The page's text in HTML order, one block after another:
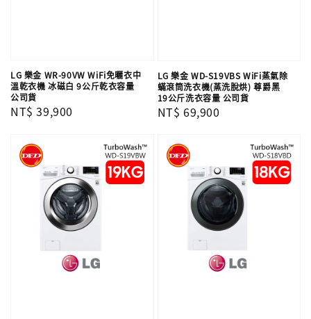
LG 樂金 WR-90VW WiFi免曬衣中
溫乾衣機 冰磁白 9公斤乾衣容量
公司貨
Regular
NT$ 39,900
LG 樂金 WD-S19VBS WiFi蒸氣除
蟎滾筒洗衣機(蒸洗脫烘) 尊爵黑
19公斤洗衣容量 公司貨
Regular
NT$ 69,900